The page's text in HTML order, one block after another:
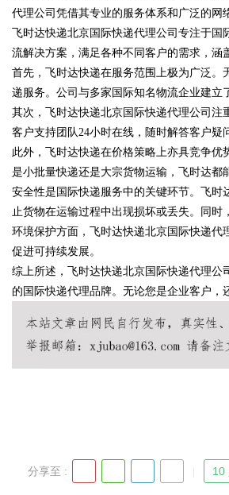
uz
!
代理公司凭借其专业的服务体系和广泛的网
飞时达快递北京国际快递代理公司专注于
流解决方案，满足各种不同客户的需求，
首先，飞时达快递在服务范围上极为广泛
递服务。公司与多家国际知名物流企业建
其次，飞时达快递北京国际快递代理公司
客户支持团队24小时在线，随时解答客户
此外，飞时达快递在价格策略上亦具竞争
是小批量快递还是大宗货物运输，飞时达
安全性是国际快递服务中的关键环节。飞
止货物在运输过程中出现损坏或丢失。同时
环境保护方面，飞时达快递北京国际快递
促进可持续发展。
综上所述，飞时达快递北京国际快递代理
的国际快递代理品牌。无论您是企业客户
分享至 : 10